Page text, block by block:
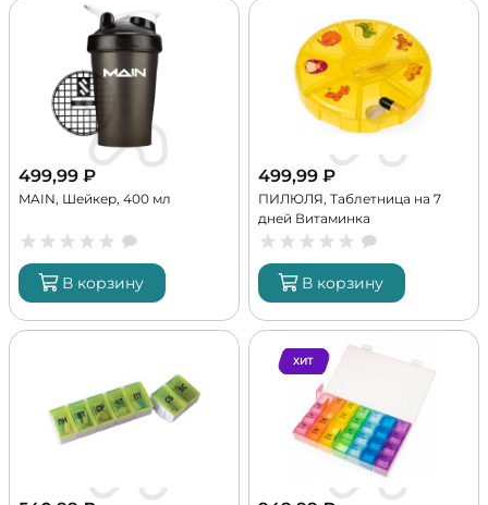
499,99 ₽
MAIN, Шейкер, 400 мл
В корзину
499,99 ₽
ПИЛЮЛЯ, Таблетница на 7
дней Витаминка
В корзину
ХИТ